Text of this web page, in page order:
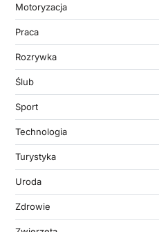
Motoryzacja
Praca
Rozrywka
Ślub
Sport
Technologia
Turystyka
Uroda
Zdrowie